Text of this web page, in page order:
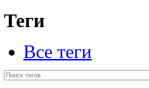
Теги
Все теги